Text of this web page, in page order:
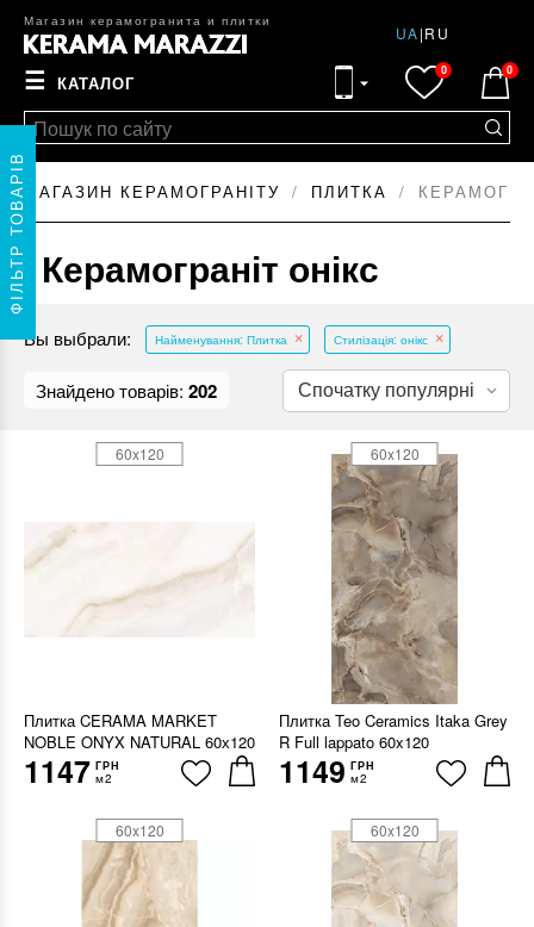
Магазин керамогранита и плитки
UA|RU
☰ КАТАЛОГ
0 0
МАГАЗИН КЕРАМОГРАНІТУ ПЛИТКА
Керамограніт онікс
Вы выбрали: Найменування: Плитка Стилізація: онікс
Знайдено товарів: 202
Плитка CERAMA MARKET
NOBLE ONYX NATURAL 60х120
1147 ГРН
м2
60x120
Плитка Teo Ceramics Itaka Grey
R Full lappato 60x120
1149 ГРН
м2
60x120
60x120 60x120
ФІЛЬТР ТОВАРІВ